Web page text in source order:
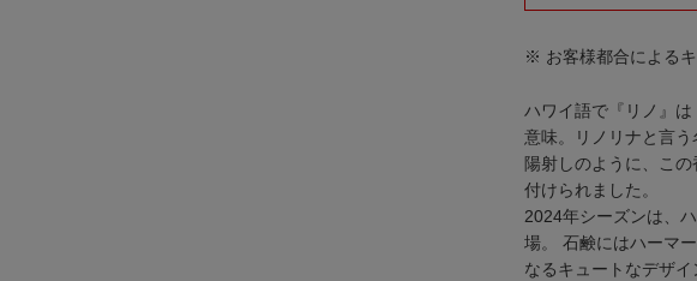
※ お客様都合による
ハワイ語で『リノ』
意味。リノリナと言
陽射しのように、こ
付けられました。
2024年シーズンは、
場。 石鹸にはハーマ
なるキュートなデザイ